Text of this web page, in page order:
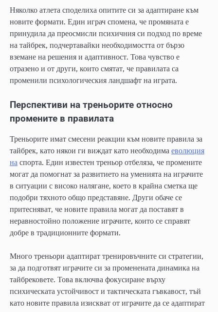
Няколко атлета споделиха опитите си за адаптиране към
новите формати. Един играч спомена, че промяната е
принудила да преосмисли психичния си подход по време
на тайбрек, подчертавайки необходимостта от бързо
вземане на решения и адаптивност. Това чувство е
отразено и от други, които смятат, че правилата са
променили психологическия ландшафт на играта.
Перспективи на треньорите относно
промените в правилата
Треньорите имат смесени реакции към новите правила за
тайбрек, като някои ги виждат като необходима еволюция
на спорта. Един известен треньор отбеляза, че промените
могат да помогнат за развитието на уменията на играчите
в ситуации с високо налягане, което в крайна сметка ще
подобри тяхното общо представяне. Други обаче се
притесняват, че новите правила могат да поставят в
неравностойно положение играчите, които се справят
добре в традиционните формати.
Много треньори адаптират тренировъчните си стратегии,
за да подготвят играчите си за променената динамика на
тайбрековете. Това включва фокусиране върху
психическата устойчивост и тактическата гъвкавост, тъй
като новите правила изискват от играчите да се адаптират